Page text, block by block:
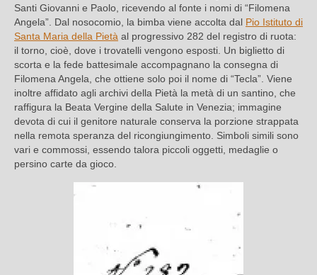
Santi Giovanni e Paolo, ricevendo al fonte i nomi di “Filomena
Angela”. Dal nosocomio, la bimba viene accolta dal Pio Istituto di
Santa Maria della Pietà al progressivo 282 del registro di ruota:
il torno, cioè, dove i trovatelli vengono esposti. Un biglietto di
scorta e la fede battesimale accompagnano la consegna di
Filomena Angela, che ottiene solo poi il nome di “Tecla”. Viene
inoltre affidato agli archivi della Pietà la metà di un santino, che
raffigura la Beata Vergine della Salute in Venezia; immagine
devota di cui il genitore naturale conserva la porzione strappata
nella remota speranza del ricongiungimento. Simboli simili sono
vari e commossi, essendo talora piccoli oggetti, medaglie o
persino carte da gioco.